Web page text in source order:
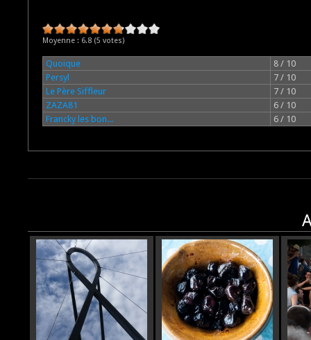
Moyenne : 6.8 (5 votes)
Quoique
8 / 10
Persyl
7 / 10
Le Père Siffleur
7 / 10
ZAZA81
6 / 10
Francky les bon...
6 / 10